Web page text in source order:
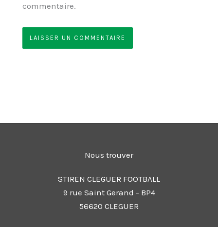
commentaire.
Nous trouver
STIREN CLEGUER FOOTBALL
9 rue Saint Gerand - BP4
56620 CLEGUER